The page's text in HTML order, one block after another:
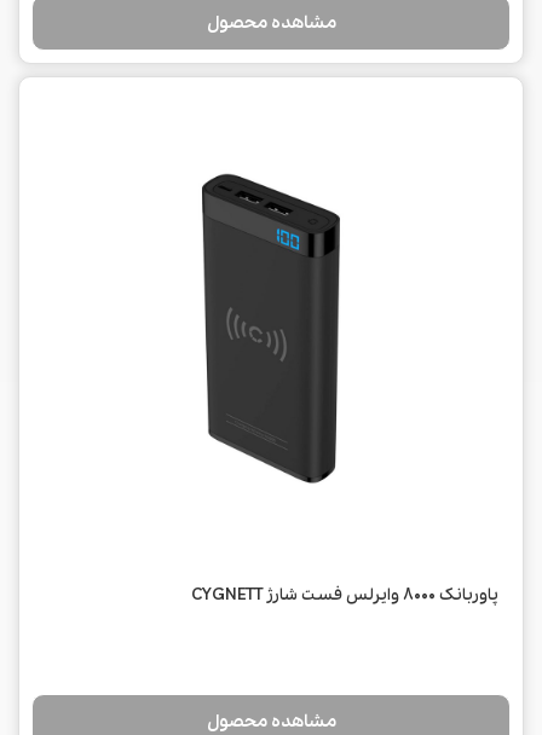
مشاهده محصول
پاوربانک 8000 وایرلس فست شارژ CYGNETT
مشاهده محصول